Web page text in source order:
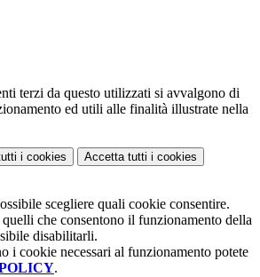
terzi da questo utilizzati si avvalgono di
ed utili alle finalità illustrate nella
i cookies Accetta tutti i cookies
scegliere quali cookie consentire.
che consentono il funzionamento della
disabilitarli.
i cookie necessari al funzionamento potete
.